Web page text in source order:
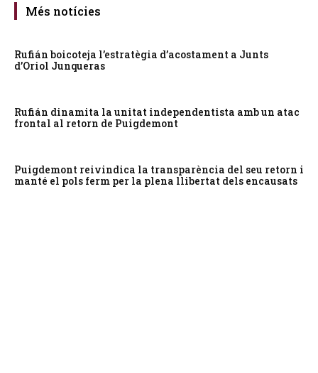
Més notícies
Rufián boicoteja l’estratègia d’acostament a Junts
d’Oriol Junqueras
Rufián dinamita la unitat independentista amb un atac
frontal al retorn de Puigdemont
Puigdemont reivindica la transparència del seu retorn i
manté el pols ferm per la plena llibertat dels encausats